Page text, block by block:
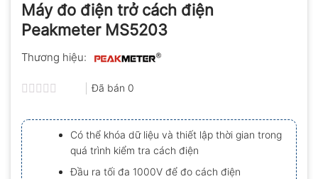
Máy đo điện trở cách điện
Peakmeter MS5203
Thương hiệu:
xếp
hạng
0.0
5
sao
Đã bán 0
Có thể khóa dữ liệu và thiết lập thời gian trong
quá trình kiểm tra cách điện
Đầu ra tối đa 1000V để đo cách điện